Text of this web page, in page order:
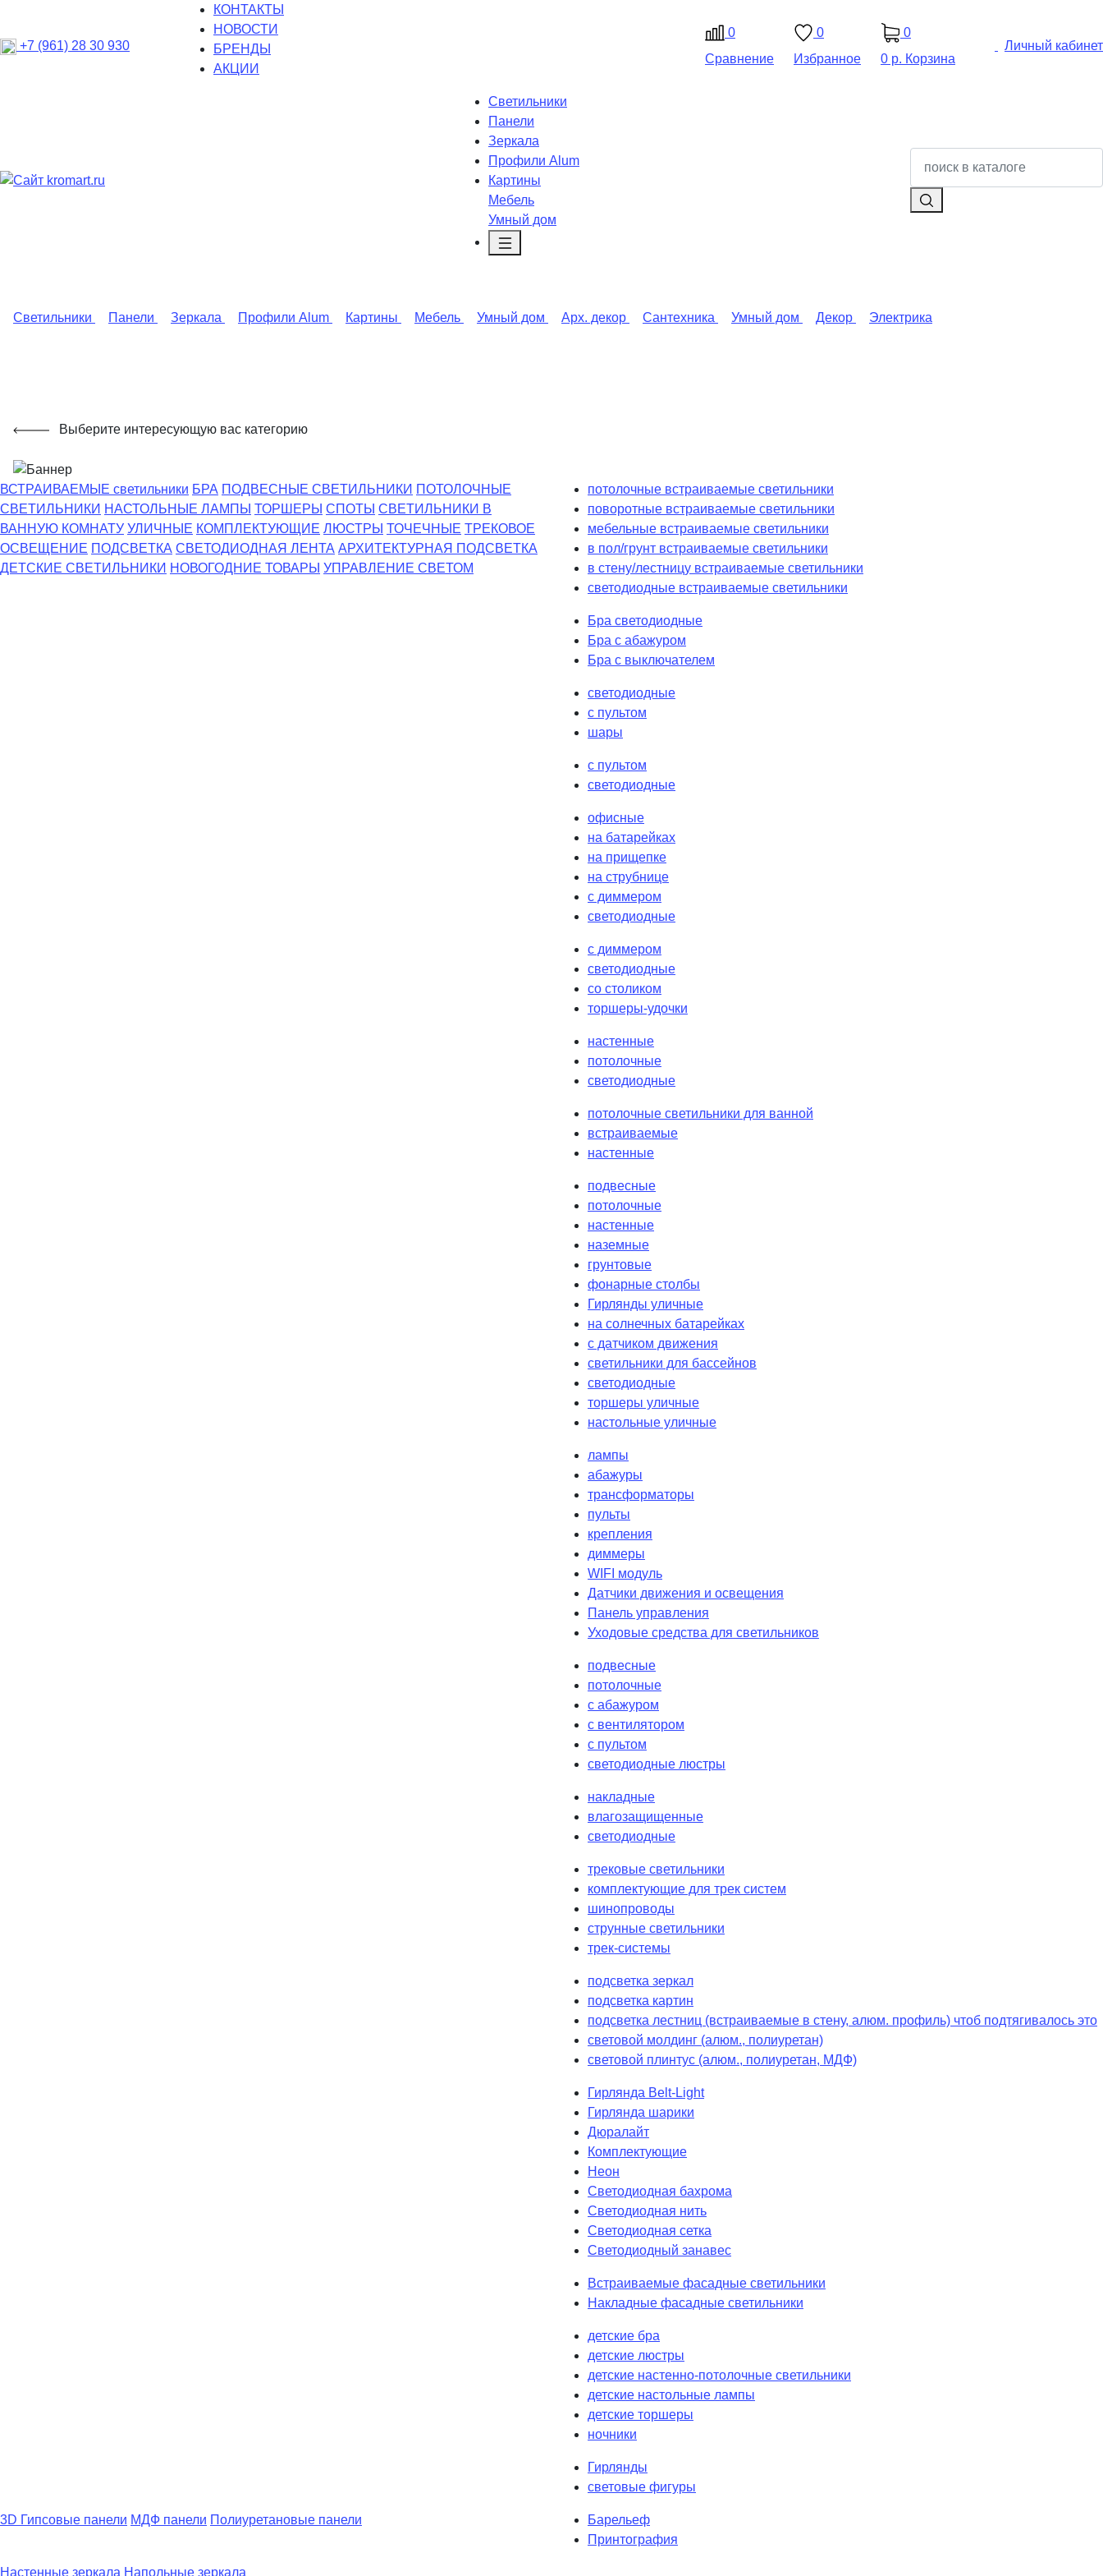
+7 (961) 28 30 930
КОНТАКТЫ
НОВОСТИ
БРЕНДЫ
АКЦИИ
0
Сравнение
0
Избранное
0
0 р. Корзина
Личный кабинет
Светильники
Панели
Зеркала
Профили Alum
Картины
Мебель
Умный дом
Светильники Панели Зеркала Профили Alum Картины Мебель Умный дом Арх. декор Сантехника Умный дом Декор Электрика
Выберите интересующую вас категорию
ВСТРАИВАЕМЫЕ светильники БРА ПОДВЕСНЫЕ СВЕТИЛЬНИКИ ПОТОЛОЧНЫЕ
СВЕТИЛЬНИКИ НАСТОЛЬНЫЕ ЛАМПЫ ТОРШЕРЫ СПОТЫ СВЕТИЛЬНИКИ В
ВАННУЮ КОМНАТУ УЛИЧНЫЕ КОМПЛЕКТУЮЩИЕ ЛЮСТРЫ ТОЧЕЧНЫЕ ТРЕКОВОЕ
ОСВЕЩЕНИЕ ПОДСВЕТКА СВЕТОДИОДНАЯ ЛЕНТА АРХИТЕКТУРНАЯ ПОДСВЕТКА
ДЕТСКИЕ СВЕТИЛЬНИКИ НОВОГОДНИЕ ТОВАРЫ УПРАВЛЕНИЕ СВЕТОМ
потолочные встраиваемые светильники
поворотные встраиваемые светильники
мебельные встраиваемые светильники
в пол/грунт встраиваемые светильники
в стену/лестницу встраиваемые светильники
светодиодные встраиваемые светильники
Бра светодиодные
Бра с абажуром
Бра с выключателем
светодиодные
с пультом
шары
с пультом
светодиодные
офисные
на батарейках
на прищепке
на струбнице
с диммером
светодиодные
с диммером
светодиодные
со столиком
торшеры-удочки
настенные
потолочные
светодиодные
потолочные светильники для ванной
встраиваемые
настенные
подвесные
потолочные
настенные
наземные
грунтовые
фонарные столбы
Гирлянды уличные
на солнечных батарейках
с датчиком движения
светильники для бассейнов
светодиодные
торшеры уличные
настольные уличные
лампы
абажуры
трансформаторы
пульты
крепления
диммеры
WIFI модуль
Датчики движения и освещения
Панель управления
Уходовые средства для светильников
подвесные
потолочные
с абажуром
с вентилятором
с пультом
светодиодные люстры
накладные
влагозащищенные
светодиодные
трековые светильники
комплектующие для трек систем
шинопроводы
струнные светильники
трек-системы
подсветка зеркал
подсветка картин
подсветка лестниц (встраиваемые в стену, алюм. профиль) чтоб подтягивалось это
световой молдинг (алюм., полиуретан)
световой плинтус (алюм., полиуретан, МДФ)
Гирлянда Belt-Light
Гирлянда шарики
Дюралайт
Комплектующие
Неон
Светодиодная бахрома
Светодиодная нить
Светодиодная сетка
Светодиодный занавес
Встраиваемые фасадные светильники
Накладные фасадные светильники
детские бра
детские люстры
детские настенно-потолочные светильники
детские настольные лампы
детские торшеры
ночники
Гирлянды
световые фигуры
3D Гипсовые панели МДФ панели Полиуретановые панели
Барельеф
Принтография
Настенные зеркала Напольные зеркала